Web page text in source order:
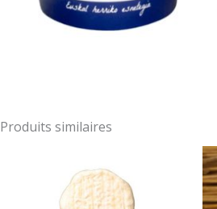
Produits similaires